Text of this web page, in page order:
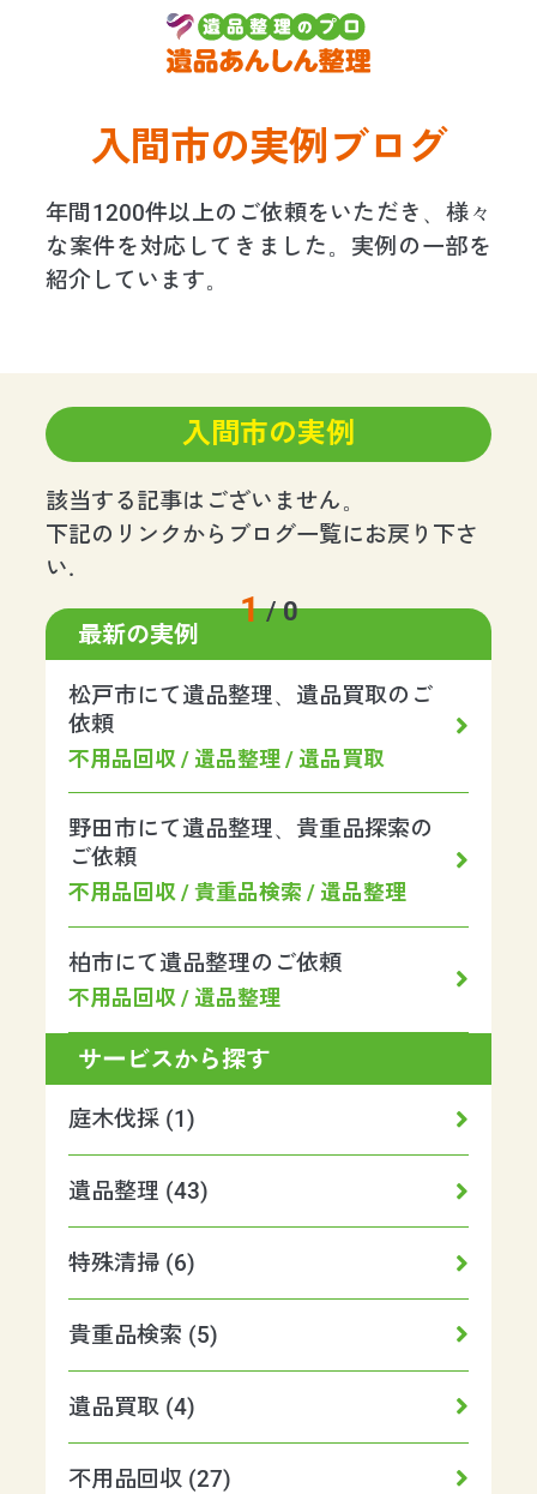
入間市の実例ブログ
年間1200件以上のご依頼をいただき、様々
な案件を対応してきました。実例の一部を
紹介しています。
入間市の実例
該当する記事はございません。
下記のリンクからブログ一覧にお戻り下さ
い.
1/0
最新の実例
松戸市にて遺品整理、遺品買取のご
依頼
不用品回収 / 遺品整理 / 遺品買取
野田市にて遺品整理、貴重品探索の
ご依頼
不用品回収 / 貴重品検索 / 遺品整理
柏市にて遺品整理のご依頼
不用品回収 / 遺品整理
サービスから探す
庭木伐採 (1)
遺品整理 (43)
特殊清掃 (6)
貴重品検索 (5)
遺品買取 (4)
不用品回収 (27)